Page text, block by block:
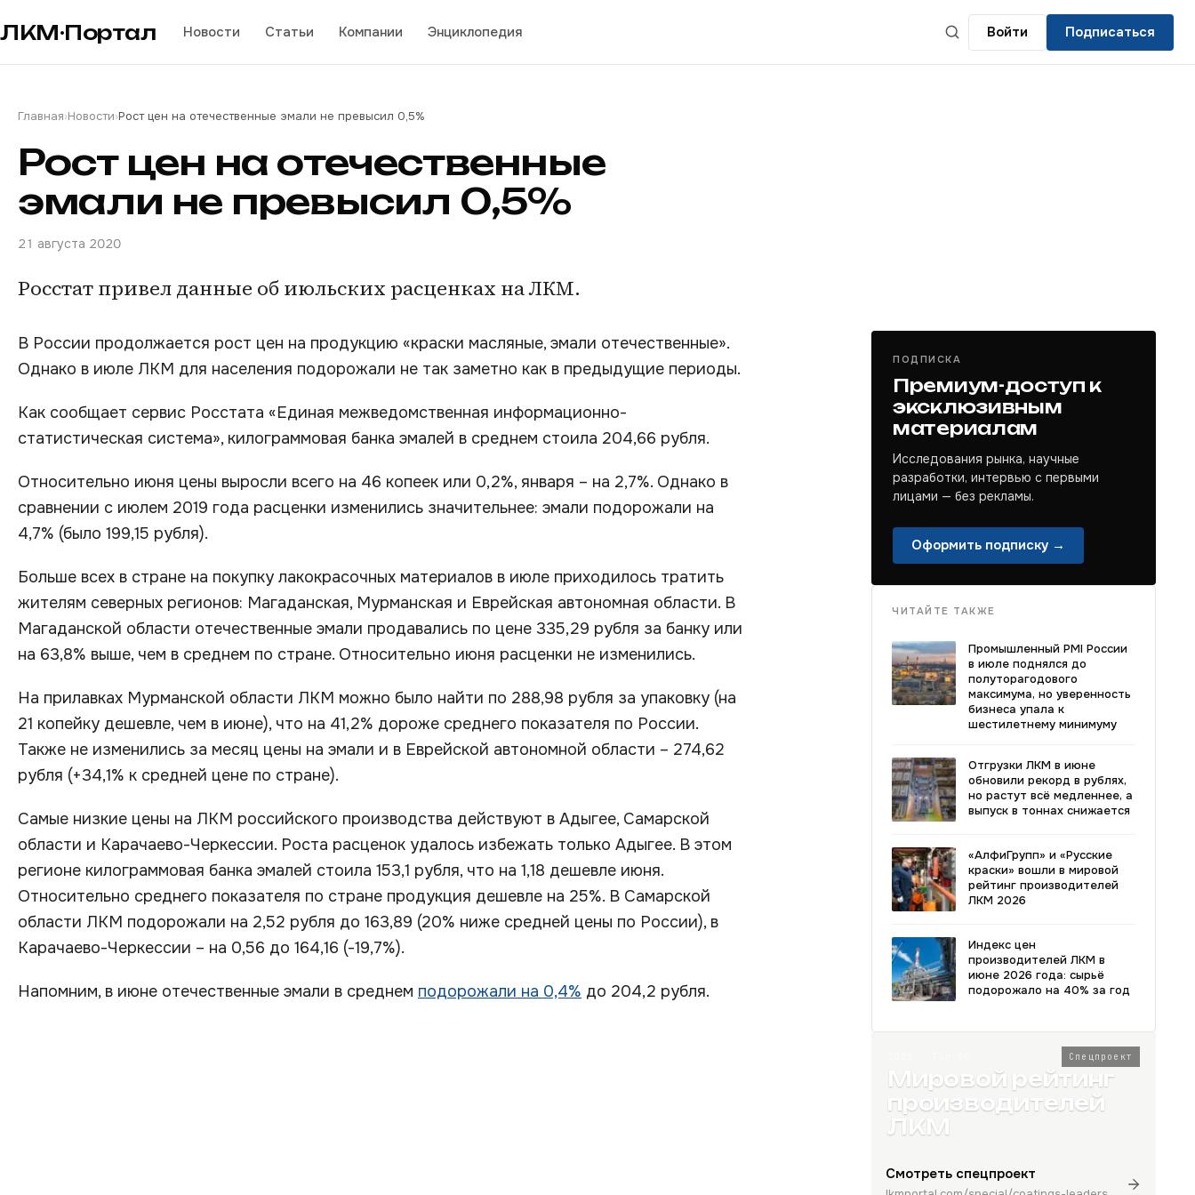
ЛКМ·Портал Новости Статьи Компании Энциклопедия Войти Подписаться
Главная›Новости›Рост цен на отечественные эмали не превысил 0,5%
Рост цен на отечественные
эмали не превысил 0,5%
21 августа 2020
Росстат привел данные об июльских расценках на ЛКМ.
В России продолжается рост цен на продукцию «краски масляные, эмали отечественные».
Однако в июле ЛКМ для населения подорожали не так заметно как в предыдущие периоды.
Как сообщает сервис Росстата «Единая межведомственная информационно-
статистическая система», килограммовая банка эмалей в среднем стоила 204,66 рубля.
Относительно июня цены выросли всего на 46 копеек или 0,2%, января – на 2,7%. Однако в
сравнении с июлем 2019 года расценки изменились значительнее: эмали подорожали на
4,7% (было 199,15 рубля).
Больше всех в стране на покупку лакокрасочных материалов в июле приходилось тратить
жителям северных регионов: Магаданская, Мурманская и Еврейская автономная области. В
Магаданской области отечественные эмали продавались по цене 335,29 рубля за банку или
на 63,8% выше, чем в среднем по стране. Относительно июня расценки не изменились.
На прилавках Мурманской области ЛКМ можно было найти по 288,98 рубля за упаковку (на
21 копейку дешевле, чем в июне), что на 41,2% дороже среднего показателя по России.
Также не изменились за месяц цены на эмали и в Еврейской автономной области – 274,62
рубля (+34,1% к средней цене по стране).
Самые низкие цены на ЛКМ российского производства действуют в Адыгее, Самарской
области и Карачаево-Черкессии. Роста расценок удалось избежать только Адыгее. В этом
регионе килограммовая банка эмалей стоила 153,1 рубля, что на 1,18 дешевле июня.
Относительно среднего показателя по стране продукция дешевле на 25%. В Самарской
области ЛКМ подорожали на 2,52 рубля до 163,89 (20% ниже средней цены по России), в
Карачаево-Черкессии – на 0,56 до 164,16 (-19,7%).
Напомним, в июне отечественные эмали в среднем подорожали на 0,4% до 204,2 рубля.
ПОДПИСКА
Премиум-доступ к
эксклюзивным
материалам
Исследования рынка, научные
разработки, интервью с первыми
лицами — без рекламы.
Оформить подписку →
ЧИТАЙТЕ ТАКЖЕ
Промышленный PMI России
в июле поднялся до
полуторагодового
максимума, но уверенность
бизнеса упала к
шестилетнему минимуму
Отгрузки ЛКМ в июне
обновили рекорд в рублях,
но растут всё медленнее, а
выпуск в тоннах снижается
«АлфиГрупп» и «Русские
краски» вошли в мировой
рейтинг производителей
ЛКМ 2026
Индекс цен
производителей ЛКМ в
июне 2026 года: сырьё
подорожало на 40% за год
Спецпроект
Мировой рейтинг
производителей
ЛКМ
Смотреть спецпроект